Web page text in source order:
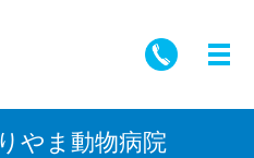
メ
やま動物病院